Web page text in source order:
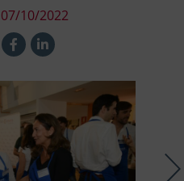
07/10/2022